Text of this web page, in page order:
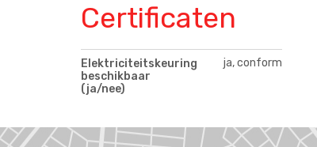
Certificaten
Elektriciteitskeuring
beschikbaar
(ja/nee)
ja, conform